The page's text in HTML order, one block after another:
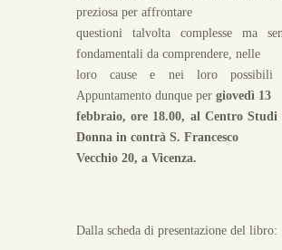
preziosa per affrontare
questioni talvolta complesse ma
fondamentali da comprendere, nelle
loro cause e nei loro possibili
Appuntamento dunque per giovedì 13
febbraio, ore 18.00, al Centro Studi
Donna in contrà S. Francesco
Vecchio 20, a Vicenza.
Dalla scheda di presentazione del libro: